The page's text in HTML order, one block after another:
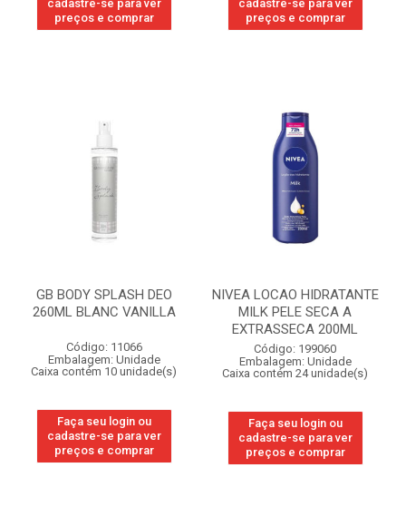
cadastre-se para ver
preços e comprar
cadastre-se para ver
preços e comprar
GB BODY SPLASH DEO
260ML BLANC VANILLA
Código: 11066
Embalagem: Unidade
Caixa contém 10 unidade(s)
Faça seu login ou
cadastre-se para ver
preços e comprar
NIVEA LOCAO HIDRATANTE
MILK PELE SECA A
EXTRASSECA 200ML
Código: 199060
Embalagem: Unidade
Caixa contém 24 unidade(s)
Faça seu login ou
cadastre-se para ver
preços e comprar